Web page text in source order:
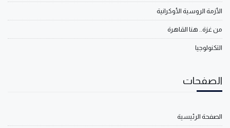
الأزمة الروسية الأوكرانية
من غزة.. هنا القاهرة
التكنولوجيا
الصفحات
الصفحة الرئيسية